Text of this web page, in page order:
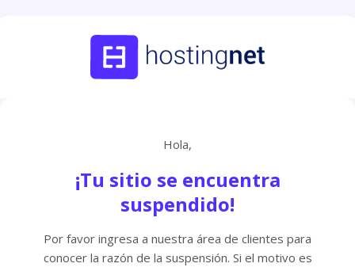
Hola,
¡Tu sitio se encuentra
suspendido!
Por favor ingresa a nuestra área de clientes para
conocer la razón de la suspensión. Si el motivo es